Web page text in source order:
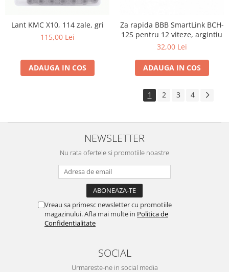
Lant KMC X10, 114 zale, gri
115,00 Lei
ADAUGA IN COS
Za rapida BBB SmartLink BCH-
12S pentru 12 viteze, argintiu
32,00 Lei
ADAUGA IN COS
1 2 3 4
NEWSLETTER
Nu rata ofertele si promotiile noastre
Vreau sa primesc newsletter cu promotiile
magazinului. Afla mai multe in Politica de
Confidentialitate
SOCIAL
Urmareste-ne in social media